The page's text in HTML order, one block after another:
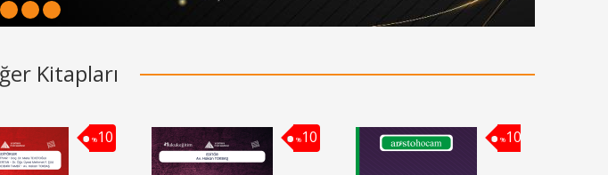
2 3 4
Kitapları
%10 %10 %10